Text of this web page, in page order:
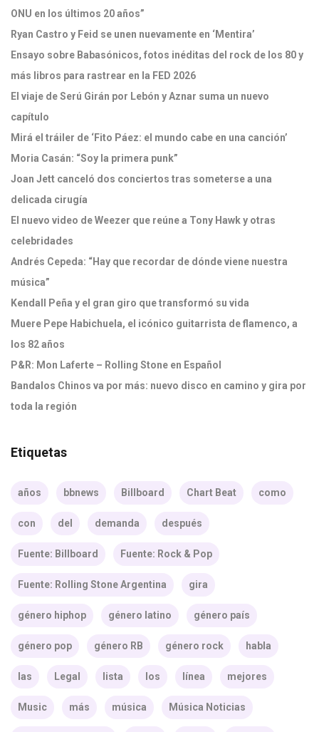
ONU en los últimos 20 años”
Ryan Castro y Feid se unen nuevamente en ‘Mentira’
Ensayo sobre Babasónicos, fotos inéditas del rock de los 80 y
más libros para rastrear en la FED 2026
El viaje de Serú Girán por Lebón y Aznar suma un nuevo
capítulo
Mirá el tráiler de ‘Fito Páez: el mundo cabe en una canción’
Moria Casán: “Soy la primera punk”
Joan Jett canceló dos conciertos tras someterse a una
delicada cirugía
El nuevo video de Weezer que reúne a Tony Hawk y otras
celebridades
Andrés Cepeda: “Hay que recordar de dónde viene nuestra
música”
Kendall Peña y el gran giro que transformó su vida
Muere Pepe Habichuela, el icónico guitarrista de flamenco, a
los 82 años
P&R: Mon Laferte – Rolling Stone en Español
Bandalos Chinos va por más: nuevo disco en camino y gira por
toda la región
Etiquetas
años bbnews Billboard Chart Beat como
con del demanda después
Fuente: Billboard Fuente: Rock & Pop
Fuente: Rolling Stone Argentina gira
género hiphop género latino género país
género pop género RB género rock habla
las Legal lista los línea mejores
Music más música Música Noticias